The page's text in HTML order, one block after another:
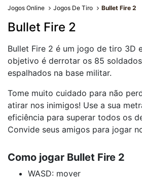
Jogos Online Jogos De Tiro Bullet Fire 2
Bullet Fire 2
Bullet Fire 2 é um jogo de tiro 3D
objetivo é derrotar os 85
espalhados na base militar.
Tome muito cuidado para não
atirar nos inimigos! Use a sua
eficiência para superar todos os
Convide seus amigos para jogar
Como jogar Bullet Fire 2
WASD: mover